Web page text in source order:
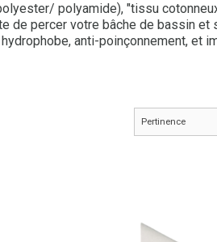
polyamide), "tissu
de percer votre bâche de bassin et
anti-poinçonnement, et